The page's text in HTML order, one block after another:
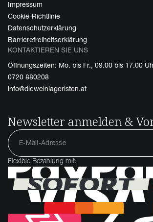
Impressum
Cookie-Richtlinie
Datenschutzerklärung
Barrierefreiheitserklärung
KONTAKTIEREN SIE UNS
Öffnungszeiten: Mo. bis Fr., 09.00 bis 17.00
0720 880208
info@dieweinlageristen.at
Newsletter anmelden &
Flexible Bezahlung mit: